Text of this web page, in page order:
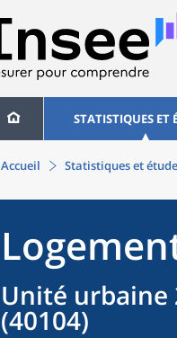
STATISTIQUES ET
Accueil Statistiques et
Unité urbaine
(40104)